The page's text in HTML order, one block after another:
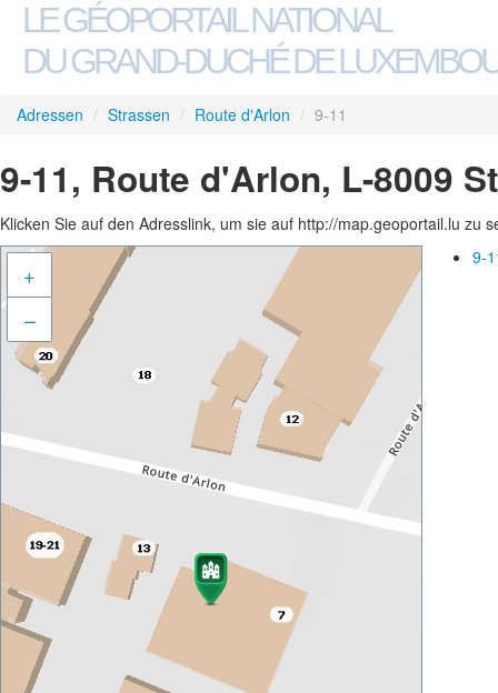
LE GÉOPORTAIL NATIONAL
DU GRAND-DUCHÉ DE
Adressen / Strassen / Route d'Arlon / 9-11
9-11, Route d'Arlon, L-8009
Klicken Sie auf den Adresslink, um sie auf http://map.geoportail.lu zu
+
–
9-